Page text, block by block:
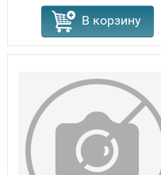
В корзину